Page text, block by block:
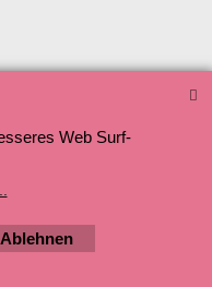
Shop Software.Web Surf-
Ablehnen